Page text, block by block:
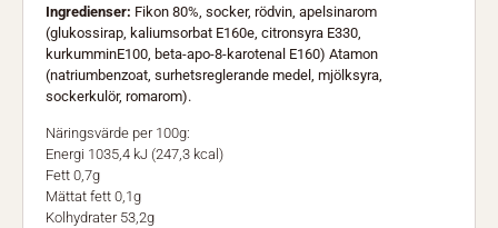
Ingredienser: Fikon 80%, socker, rödvin, apelsinarom
(glukossirap, kaliumsorbat E160e, citronsyra E330,
kurkumminE100, beta-apo-8-karotenal E160) Atamon
(natriumbenzoat, surhetsreglerande medel, mjölksyra,
sockerkulör, romarom).
Näringsvärde per 100g:
Energi 1035,4 kJ (247,3 kcal)
Fett 0,7g
Mättat fett 0,1g
Kolhydrater 53,2g